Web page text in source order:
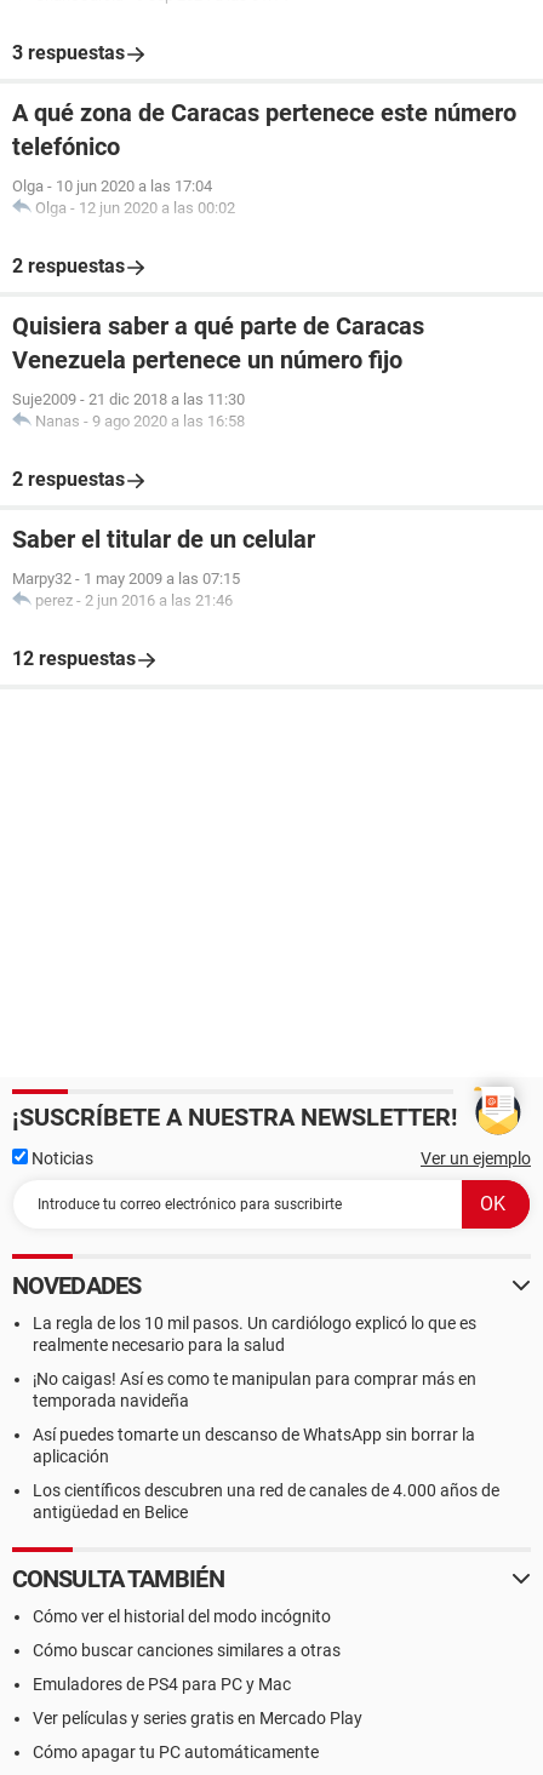
3 respuestas
A qué zona de Caracas pertenece este número
telefónico
Olga - 10 jun 2020 a las 17:04
Olga - 12 jun 2020 a las 00:02
2 respuestas
Quisiera saber a qué parte de Caracas
Venezuela pertenece un número fijo
Suje2009 - 21 dic 2018 a las 11:30
Nanas - 9 ago 2020 a las 16:58
2 respuestas
Saber el titular de un celular
Marpy32 - 1 may 2009 a las 07:15
perez - 2 jun 2016 a las 21:46
12 respuestas
¡SUSCRÍBETE A NUESTRA NEWSLETTER!
Noticias Ver un ejemplo
NOVEDADES
La regla de los 10 mil pasos. Un cardiólogo explicó lo que es
realmente necesario para la salud
¡No caigas! Así es como te manipulan para comprar más en
temporada navideña
Así puedes tomarte un descanso de WhatsApp sin borrar la
aplicación
Los científicos descubren una red de canales de 4.000 años de
antigüedad en Belice
CONSULTA TAMBIÉN
Cómo ver el historial del modo incógnito
Cómo buscar canciones similares a otras
Emuladores de PS4 para PC y Mac
Ver películas y series gratis en Mercado Play
Cómo apagar tu PC automáticamente